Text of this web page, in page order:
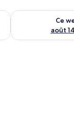
9 - août 10
Ce
août
Vérifier la
insonorisées, Wi-Fi